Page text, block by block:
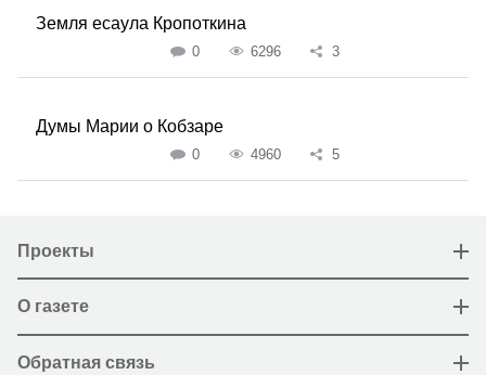
Земля есаула Кропоткина
0 6296 3
Думы Марии о Кобзаре
0 4960 5
Проекты
О газете
Обратная связь